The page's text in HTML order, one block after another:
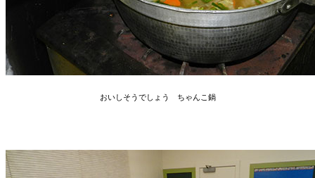
おいしそうでしょう ちゃんこ鍋